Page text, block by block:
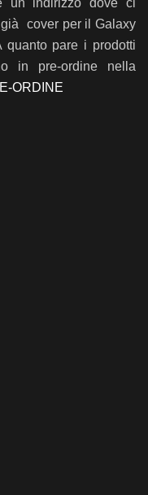
un indirizzo dove ci
cover per il Galaxy
pare i prodotti
in pre-ordine nella
ORDINE